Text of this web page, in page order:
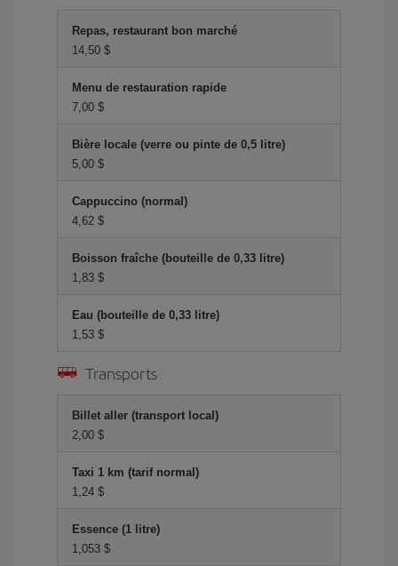
Repas, restaurant bon marché
14,50 $
Menu de restauration rapide
7,00 $
Bière locale (verre ou pinte de 0,5 litre)
5,00 $
Cappuccino (normal)
4,62 $
Boisson fraîche (bouteille de 0,33 litre)
1,83 $
Eau (bouteille de 0,33 litre)
1,53 $
Transports
Billet aller (transport local)
2,00 $
Taxi 1 km (tarif normal)
1,24 $
Essence (1 litre)
1,053 $